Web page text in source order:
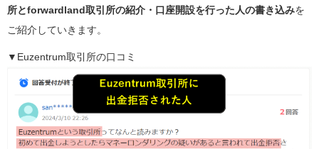
所とforwardland取引所の紹介・口座開設を行った人の書き込みを
ご紹介していきます。
▼Euzentrum取引所の口コミ